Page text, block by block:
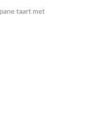
taart met